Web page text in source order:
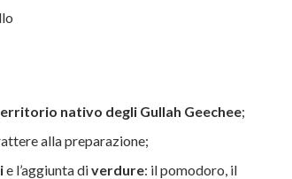
nativo degli Gullah Geechee;
alla preparazione;
e l’aggiunta diverdure: il pomodoro, il